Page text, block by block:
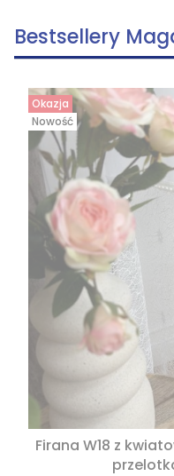
Bestsellery
Okazja
Nowość
Firana W18 z